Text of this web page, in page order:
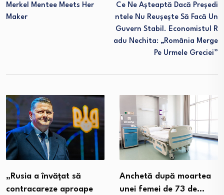
Merkel Mentee Meets Her
Maker
Ce Ne Așteaptă Dacă Președi
Ntele Nu Reușește Să Facă Un
Guvern Stabil. Economistul R
Adu Nechita: „România Merge
Pe Urmele Greciei”
„Rusia a învățat să
contracareze aproape
Anchetă după moartea
unei femei de 73 de…